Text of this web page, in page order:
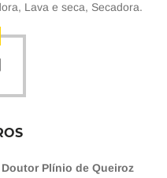
Lava e seca, Secadora.
Plínio de Queiroz